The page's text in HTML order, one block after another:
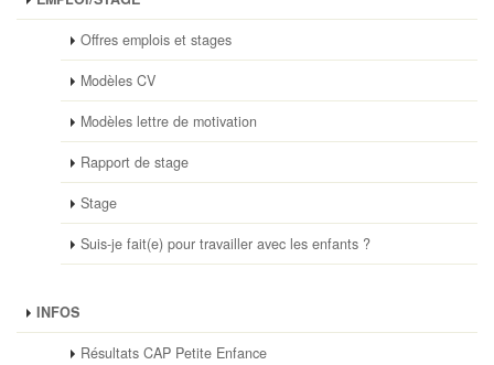
Offres emplois et stages
Modèles CV
Modèles lettre de motivation
Rapport de stage
Stage
Suis-je fait(e) pour travailler avec les enfants ?
INFOS
Résultats CAP Petite Enfance